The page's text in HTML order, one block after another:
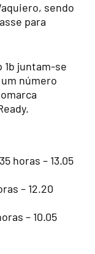
sendo
para
1b juntam-se
número
horas – 13.05
– 12.20
– 10.05